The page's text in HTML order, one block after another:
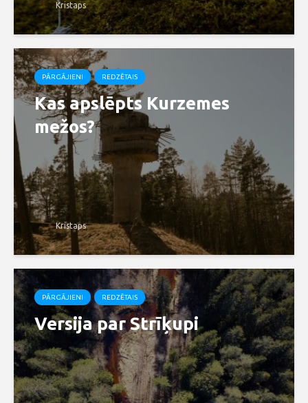
Kristaps
PĀRGĀJIENI REDZĒTAIS
Kas apslēpts Kurzemes
mežos?
Kristaps
PĀRGĀJIENI REDZĒTAIS
Versija par Strīķupi